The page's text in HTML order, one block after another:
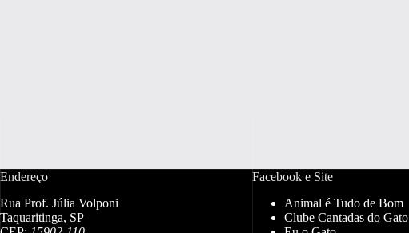
Endereço
Rua Prof. Júlia Volponi
Taquaritinga, SP
Facebook e Site
Animal é Tudo de Bom
Clube Cantadas do Gato